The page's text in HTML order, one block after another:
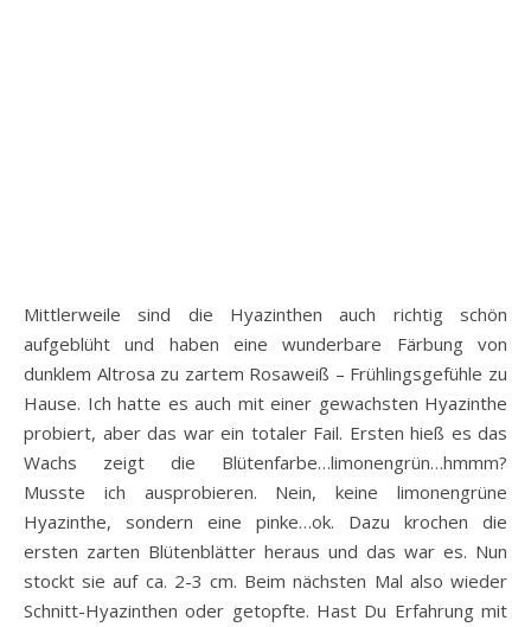
Mittlerweile sind die Hyazinthen auch richtig schön
aufgeblüht und haben eine wunderbare Färbung von
dunklem Altrosa zu zartem Rosaweiß – Frühlingsgefühle zu
Hause. Ich hatte es auch mit einer gewachsten Hyazinthe
probiert, aber das war ein totaler Fail. Ersten hieß es das
Wachs zeigt die Blütenfarbe…limonengrün…hmmm?
Musste ich ausprobieren. Nein, keine limonengrüne
Hyazinthe, sondern eine pinke…ok. Dazu krochen die
ersten zarten Blütenblätter heraus und das war es. Nun
stockt sie auf ca. 2-3 cm. Beim nächsten Mal also wieder
Schnitt-Hyazinthen oder getopfte. Hast Du Erfahrung mit